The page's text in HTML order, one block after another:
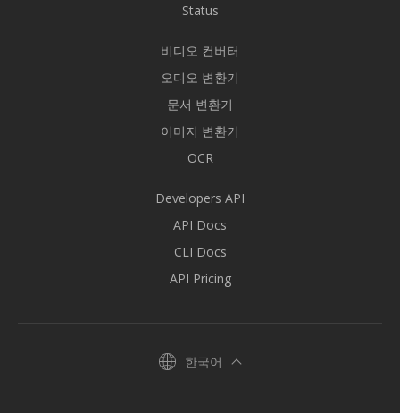
Status
비디오 컨버터
오디오 변환기
문서 변환기
이미지 변환기
OCR
Developers API
API Docs
CLI Docs
API Pricing
한국어